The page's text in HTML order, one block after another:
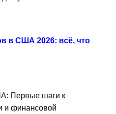
в США 2026: всё, что